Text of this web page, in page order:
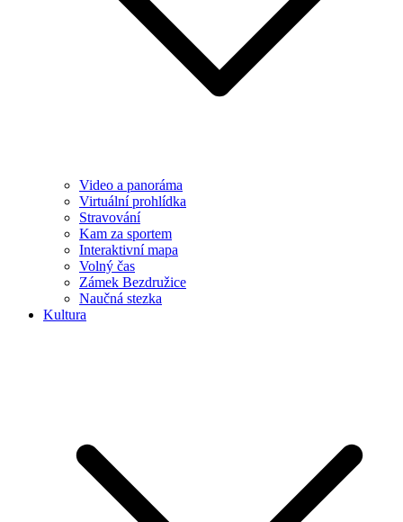
Video a panoráma
Virtuální prohlídka
Stravování
Kam za sportem
Interaktivní mapa
Volný čas
Zámek Bezdružice
Naučná stezka
Kultura